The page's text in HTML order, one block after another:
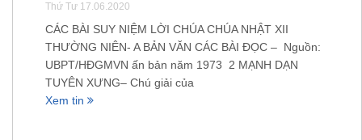
Thứ Tư 17.06.2020
CÁC BÀI SUY NIỆM LỜI CHÚA CHÚA NHẬT XII
THƯỜNG NIÊN- A BẢN VĂN CÁC BÀI ĐỌC – Nguồn:
UBPT/HĐGMVN ấn bản năm 1973 2 MẠNH DẠN
TUYÊN XƯNG– Chú giải của
Xem tin